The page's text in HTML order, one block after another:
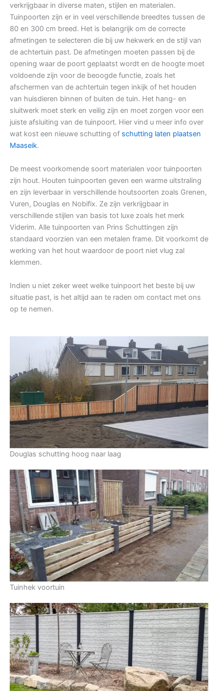
verkrijgbaar in diverse maten, stijlen en materialen.
Tuinpoorten zijn er in veel verschillende breedtes tussen de
80 en 300 cm breed. Het is belangrijk om de correcte
afmetingen te selecteren die bij uw hekwerk en de stijl van
de achtertuin past. De afmetingen moeten passen bij de
opening waar de poort geplaatst wordt en de hoogte moet
voldoende zijn voor de beoogde functie, zoals het
afschermen van de achtertuin tegen inkijk of het houden
van huisdieren binnen of buiten de tuin. Het hang- en
sluitwerk moet sterk en veilig zijn en moet zorgen voor een
juiste afsluiting van de tuinpoort. Hier vind u meer info over
wat kost een nieuwe schutting of schutting laten plaatsen
Maaseik.
De meest voorkomende soort materialen voor tuinpoorten
zijn hout. Houten tuinpoorten geven een warme uitstraling
en zijn leverbaar in verschillende houtsoorten zoals Grenen,
Vuren, Douglas en Nobifix. Ze zijn verkrijgbaar in
verschillende stijlen van basis tot luxe zoals het merk
Viderim. Alle tuinpoorten van Prins Schuttingen zijn
standaard voorzien van een metalen frame. Dit voorkomt de
werking van het hout waardoor de poort niet vlug zal
klemmen.
Indien u niet zeker weet welke tuinpoort het beste bij uw
situatie past, is het altijd aan te raden om contact met ons
op te nemen.
Douglas schutting hoog naar laag
Tuinhek voortuin